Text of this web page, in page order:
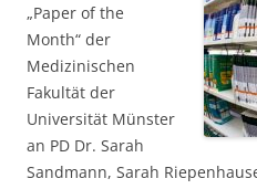
„Paper of the
Month“ der
Medizinischen
Fakultät der
Universität Münster
an PD Dr. Sarah
Sandmann, Sarah